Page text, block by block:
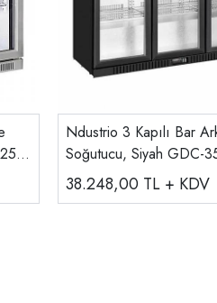
Ndustrio 3 Kapılı Bar
Soğutucu, Siyah GDC-
38.248,00 TL + KDV